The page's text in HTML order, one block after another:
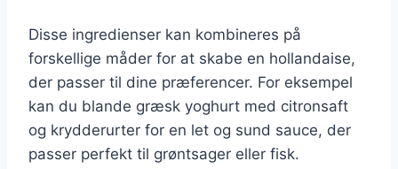
Disse ingredienser kan kombineres på
forskellige måder for at skabe en hollandaise,
der passer til dine præferencer. For eksempel
kan du blande græsk yoghurt med citronsaft
og krydderurter for en let og sund sauce, der
passer perfekt til grøntsager eller fisk.